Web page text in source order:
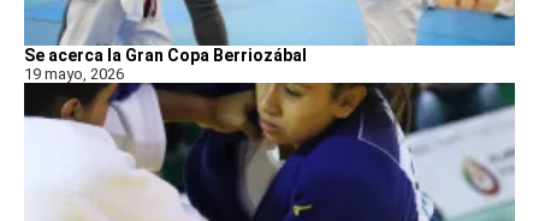
Se acerca la Gran Copa Berriozábal
19 mayo, 2026